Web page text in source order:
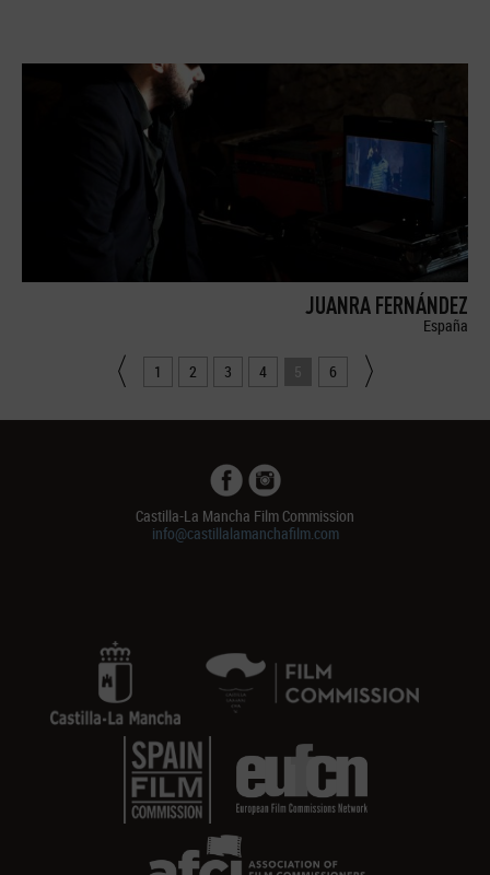
JUANRA FERNÁNDEZ
España
1 2 3 4 5 6
Castilla-La Mancha Film Commission
info@castillalamanchafilm.com